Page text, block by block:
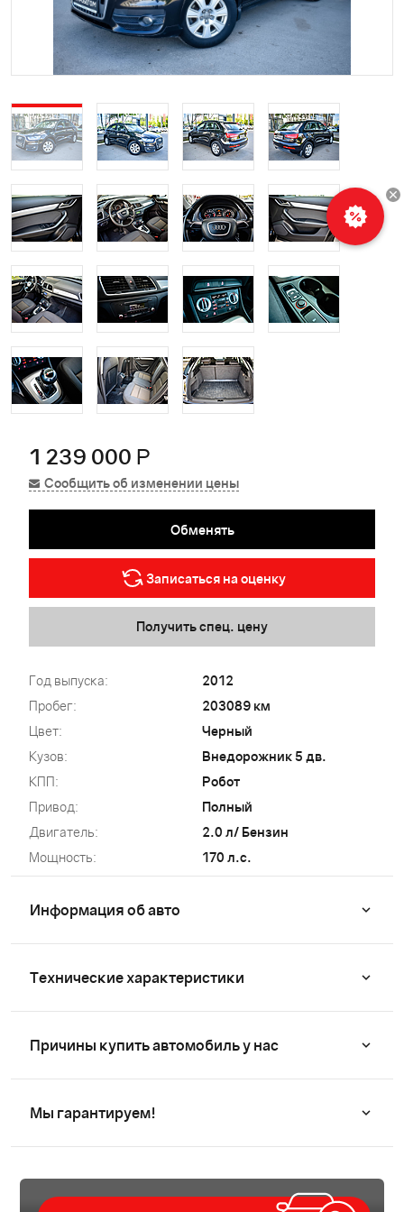
1 239 000 Р
Сообщить об изменении цены
Обменять
Записаться на оценку
Получить спец. цену
Год выпуска:
2012
Пробег:
203089 км
Цвет:
Черный
Кузов:
Внедорожник 5 дв.
КПП:
Робот
Привод:
Полный
Двигатель:
2.0 л/ Бензин
Мощность:
170 л.с.
Информация об авто
Технические характеристики
Причины купить автомобиль у нас
Мы гарантируем!
Рассчитать
кредит